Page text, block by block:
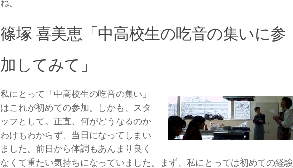
ね。
篠塚 喜美恵「中高校生の吃音の集いに参
加してみて」
私にとって「中高校生の吃音の集い」
はこれが初めての参加。しかも、スタ
ッフとして。正直、何がどうなるのか
わけもわからず、当日になってしまい
ました。前日から体調もあんまり良く
なくて重たい気持ちになっていました。まず、私にとっては初めての経験